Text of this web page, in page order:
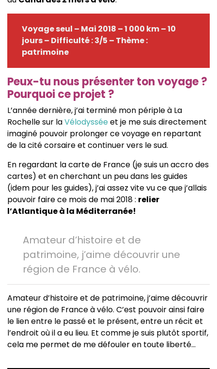
Voyage seul – Mai 2018 – 1 000 km – 10
jours – Difficulté : 3/5 – Thème :
patrimoine
Peux-tu nous présenter ton voyage ?
Pourquoi ce projet ?
L’année dernière, j’ai terminé mon périple à La
Rochelle sur laVélodysséeet je me suis directement
imaginé pouvoir prolonger ce voyage en repartant
de la cité corsaire et continuer vers le sud.
En regardant la carte de France (je suis un accro des
cartes) et en cherchant un peu dans les guides
(idem pour les guides), j’ai assez vite vu ce que j’allais
pouvoir faire ce mois de mai 2018 : relier
l’Atlantique à la Méditerranée!
Amateur d’histoire et de
patrimoine, j’aime découvrir une
région de France à vélo.
Amateur d’histoire et de patrimoine, j’aime découvrir
une région de France à vélo. C’est pouvoir ainsi faire
le lien entre le passé et le présent, entre un récit et
l’endroit où il a eu lieu. Et comme je suis plutôt sportif,
cela me permet de me défouler en toute liberté…